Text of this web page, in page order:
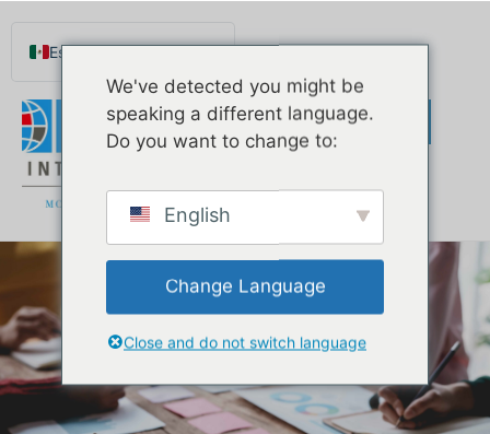
Español de México
Português do Brasil
Русский
Deutsch
Norsk nynorsk
Nederlands (België)
We've detected you might be
speaking a different language.
Do you want to change to:
English
Change Language
Close and do not switch language